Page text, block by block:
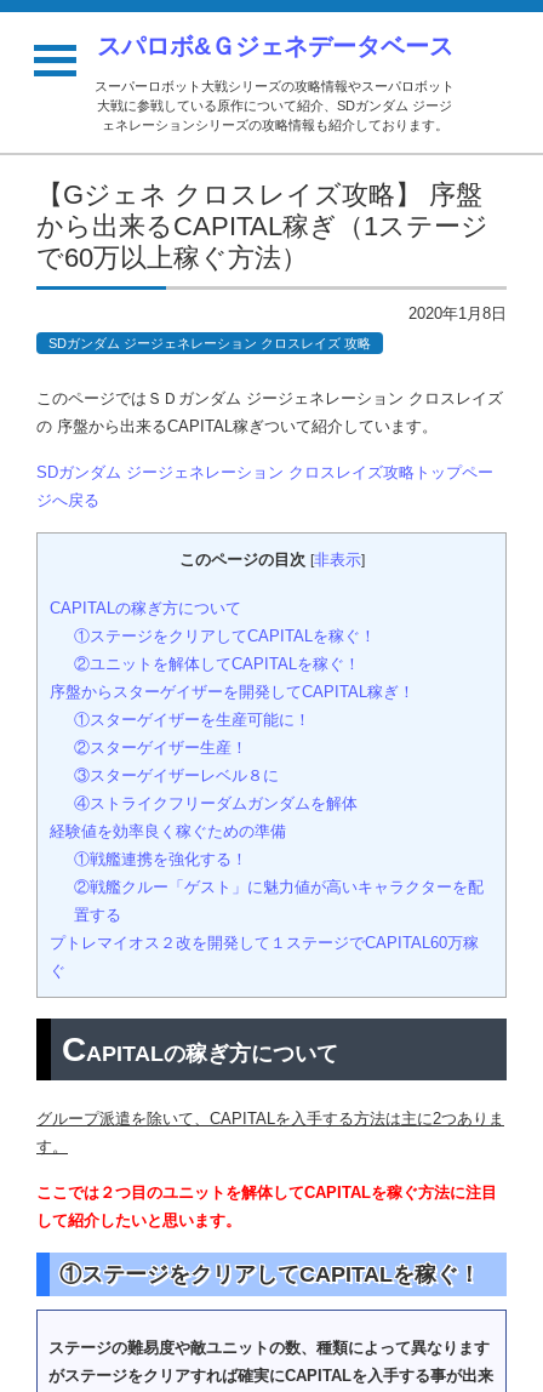
スパロボ&Ｇジェネデータベース
スーパーロボット大戦シリーズの攻略情報やスーパロボット
大戦に参戦している原作について紹介、SDガンダム ジージ
ェネレーションシリーズの攻略情報も紹介しております。
【Gジェネ クロスレイズ攻略】 序盤
から出来るCAPITAL稼ぎ（1ステージ
で60万以上稼ぐ方法）
2020年1月8日
SDガンダム ジージェネレーション クロスレイズ 攻略
このページではＳＤガンダム ジージェネレーション クロスレイズ
の 序盤から出来るCAPITAL稼ぎついて紹介しています。
SDガンダム ジージェネレーション クロスレイズ攻略トップペー
ジへ戻る
このページの目次 [非表示]
CAPITALの稼ぎ方について
①ステージをクリアしてCAPITALを稼ぐ！
②ユニットを解体してCAPITALを稼ぐ！
序盤からスターゲイザーを開発してCAPITAL稼ぎ！
①スターゲイザーを生産可能に！
②スターゲイザー生産！
③スターゲイザーレベル８に
④ストライクフリーダムガンダムを解体
経験値を効率良く稼ぐための準備
①戦艦連携を強化する！
②戦艦クルー「ゲスト」に魅力値が高いキャラクターを配
置する
プトレマイオス２改を開発して１ステージでCAPITAL60万稼
ぐ
CAPITALの稼ぎ方について
グループ派遣を除いて、CAPITALを入手する方法は主に2つありま
す。
ここでは２つ目のユニットを解体してCAPITALを稼ぐ方法に注目
して紹介したいと思います。
①ステージをクリアしてCAPITALを稼ぐ！
ステージの難易度や敵ユニットの数、種類によって異なります
がステージをクリアすれば確実にCAPITALを入手する事が出来